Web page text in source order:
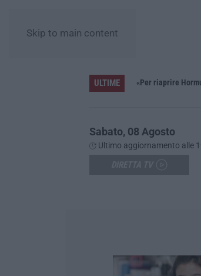
Skip to main content
ULTIME
Pride, la “prima volta” dell’onda arcobaleno a Catanzaro. In migliaia in marcia per i diritti e la libertà – FOTO «Per riaprire
Sabato, 08 Agosto
Ultimo aggiornamento alle